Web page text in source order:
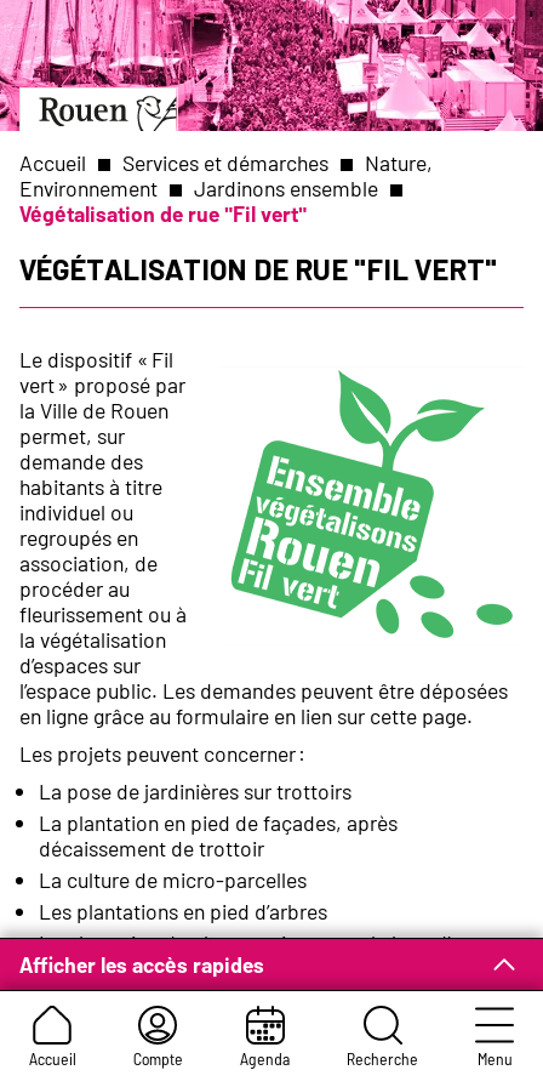
Aller
au
contenu
principal
Aller
à
page
d’accueil
Slide
of
1
Accueil Compte Agenda Recherche Menu
Fil
d'Ariane
Accueil Services et démarches
Nature,
Environnement
Jardinons ensemble
Végétalisation de rue "Fil vert"
Végétalisation de rue "Fil vert"
Afficher les accès rapides
Le dispositif « Fil
vert » proposé par
la Ville de Rouen
permet, sur
demande des
habitants à titre
individuel ou
regroupés en
association, de
procéder au
fleurissement ou à
la végétalisation
d’espaces sur
l’espace public. Les demandes peuvent être déposées
en ligne grâce au formulaire en lien sur cette page.
Les projets peuvent concerner :
La pose de jardinières sur trottoirs
La plantation en pied de façades, après
décaissement de trottoir
La culture de micro-parcelles
Les plantations en pied d’arbres
La plantation de plantes grimpantes le long d’une
façade
Attention
Ces projets n’ont pas vocation à être